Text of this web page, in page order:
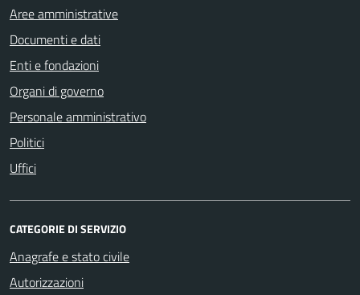
Aree amministrative
Documenti e dati
Enti e fondazioni
Organi di governo
Personale amministrativo
Politici
Uffici
CATEGORIE DI SERVIZIO
Anagrafe e stato civile
Autorizzazioni